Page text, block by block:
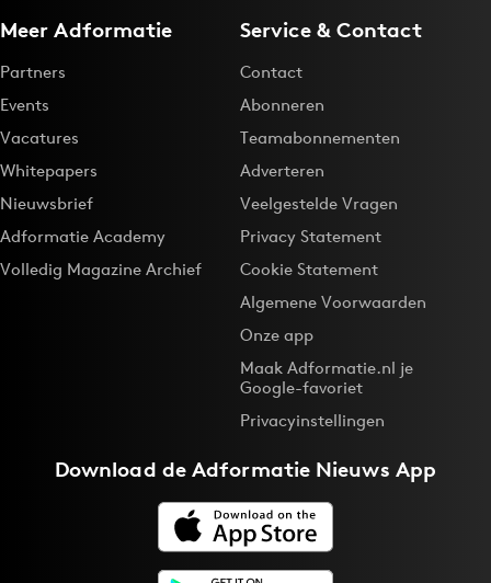
Meer Adformatie
Partners
Events
Vacatures
Whitepapers
Nieuwsbrief
Adformatie Academy
Volledig Magazine Archief
Service & Contact
Contact
Abonneren
Teamabonnementen
Adverteren
Veelgestelde Vragen
Privacy Statement
Cookie Statement
Algemene Voorwaarden
Onze app
Maak Adformatie.nl je
Google-favoriet
Privacyinstellingen
Download deAdformatie Nieuws App